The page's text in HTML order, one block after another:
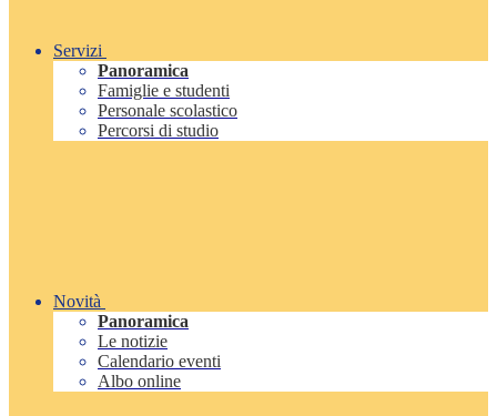
Servizi
Panoramica
Famiglie e studenti
Personale scolastico
Percorsi di studio
Novità
Panoramica
Le notizie
Calendario eventi
Albo online